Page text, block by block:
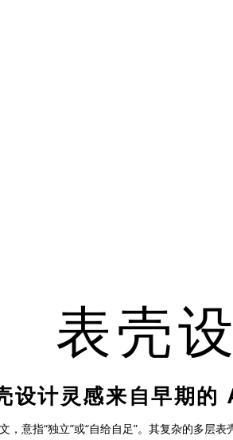
表壳
设计灵感来自早期的
，意指“独立”或“自给自足”。其复杂的多层表